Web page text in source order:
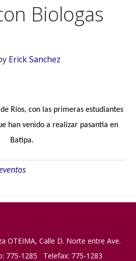
Biologas
Erick Sanchez
Ríos, con las primeras estudiantes
han venido a realizar pasantia en
Batipa.
OTEIMA, Calle D. Norte entre Ave.
775-1285 Telefax: 775-1283